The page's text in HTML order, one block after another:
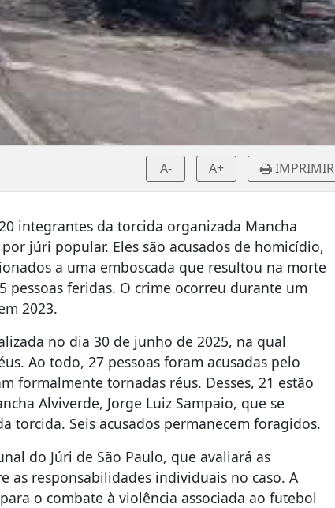
A- A+ IMPRIMIR
integrantes da torcida organizada Mancha
júri popular. Eles são acusados de homicídio,
a uma emboscada que resultou na morte
pessoas feridas. O crime ocorreu durante um
2023.
no dia 30 de junho de 2025, na qual
Ao todo, 27 pessoas foram acusadas pelo
formalmente tornadas réus. Desses, 21 estão
Alviverde, Jorge Luiz Sampaio, que se
torcida. Seis acusados permanecem foragidos.
do Júri de São Paulo, que avaliará as
as responsabilidades individuais no caso. A
o combate à violência associada ao futebol